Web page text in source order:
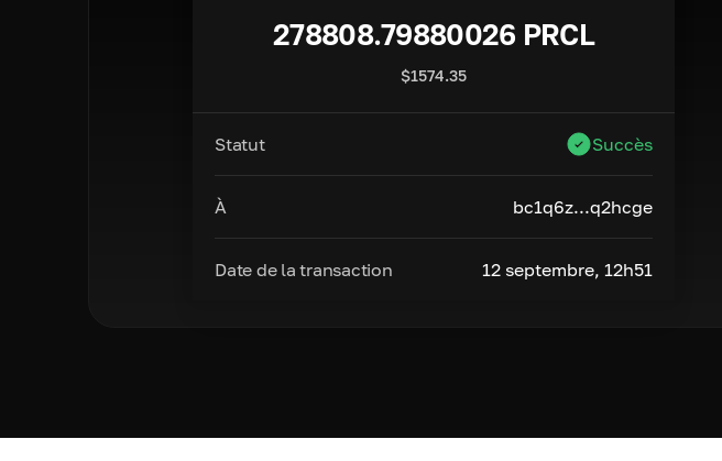
278808.79880026 PRCL
$1574.35
Statut Succès
À bc1q6z...q2hcge
Date de la transaction 12 septembre, 12h51